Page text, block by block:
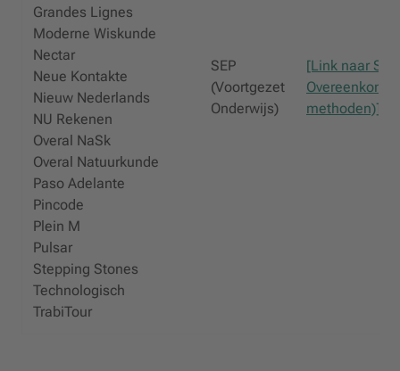
Grandes Lignes
Moderne Wiskunde
Nectar
Neue Kontakte
Nieuw Nederlands
NU Rekenen
Overal NaSk
Overal Natuurkunde
Paso Adelante
Pincode
Plein M
Pulsar
Stepping Stones
Technologisch
TrabiTour
SEP
(Voortgezet
Onderwijs)
[Link naar SEP
methoden)]